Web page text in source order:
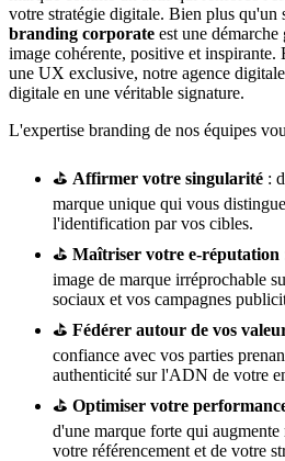
votre stratégie digitale. Bien plus qu'un
branding corporate est une
image cohérente, positive et inspirante.
une UX exclusive, notre agence
digitale en une véritable signature.
L'expertise branding de nos équipes
⛳ Affirmer votre singularité :
marque unique qui vous
l'identification par vos cibles.
⛳ Maîtriser votre e-réputation
image de marque irréprochable
sociaux et vos campagnes
⛳ Fédérer autour de vos
confiance avec vos parties
authenticité sur l'ADN de votre
⛳ Optimiser votre
d'une marque forte qui
votre référencement et de votre